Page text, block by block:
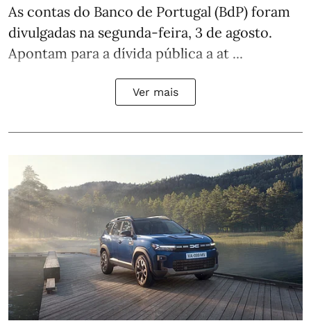
As contas do Banco de Portugal (BdP) foram
divulgadas na segunda-feira, 3 de agosto.
Apontam para a dívida pública a at ...
Ver mais